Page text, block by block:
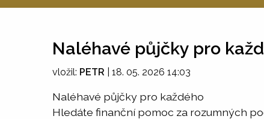
Naléhavé půjčky pro
vložil: PETR 18. 05. 2026 14:03
Naléhavé půjčky pro každého
Hledáte finanční pomoc za rozumných